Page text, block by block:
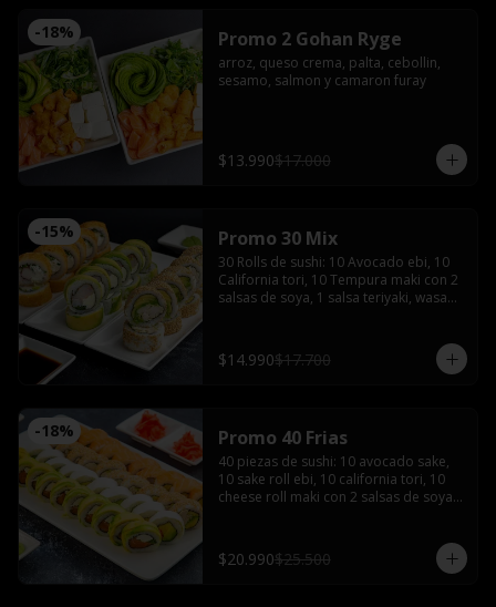
-18% Promo 2 Gohan Ryge
arroz, queso crema, palta, cebollin,
sesamo, salmon y camaron furay
$13.990$17.000
-15% Promo 30 Mix
30 Rolls de sushi: 10 Avocado ebi, 10
California tori, 10 Tempura maki con 2
salsas de soya, 1 salsa teriyaki, wasabi,
$14.990$17.700
-18% Promo 40 Frias
40 piezas de sushi: 10 avocado sake,
10 sake roll ebi, 10 california tori, 10
cheese roll maki con 2 salsas de soya,
$20.990$25.500